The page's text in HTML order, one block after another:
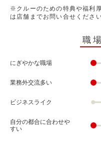
※クルーのための特典や福利
は店舗までお問い合せください
職
にぎやかな職場
業務外交流多い
ビジネスライク
自分の都合に合わせや
すい